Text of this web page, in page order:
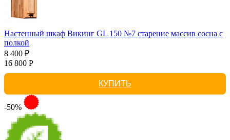
Настенный шкаф Викинг GL 150 №7 старение массив сосна с
полкой
8 400 ₽
16 800 Р
КУПИТЬ
-50%